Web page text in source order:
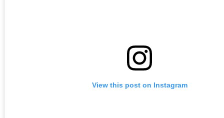
View this post on Instagram